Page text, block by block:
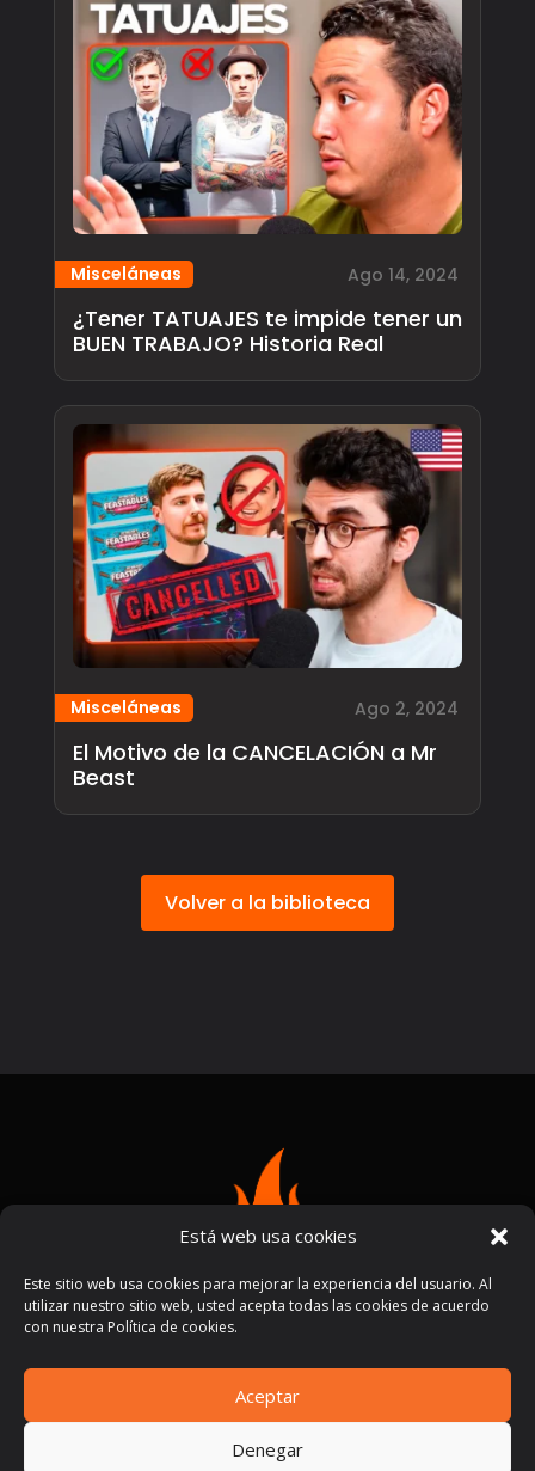
Está web usa cookies
Este sitio web usa cookies para mejorar la experiencia del usuario. Al
utilizar nuestro sitio web, usted acepta todas las cookies de acuerdo
con nuestra Política de cookies.
Aceptar
Denegar
Misceláneas Ago 14, 2024
¿Tener TATUAJES te impide tener un
BUEN TRABAJO? Historia Real
Misceláneas Ago 2, 2024
El Motivo de la CANCELACIÓN a Mr
Beast
Volver a la biblioteca
Términos y condiciones|Políticas de privacidad